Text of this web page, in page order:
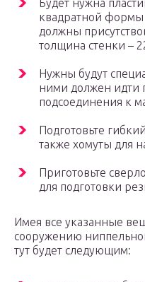
Будет нужна
квадратной
должны
толщина стенки –
Нужны будут
ними должен идти
подсоединения к
Подготовьте
также хомуты для
Приготовьте
для подготовки
Имея все указанные
сооружению
тут будет следующим: